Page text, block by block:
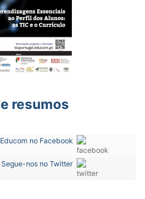
resumos
no Facebook
Segue-nos no Twitter